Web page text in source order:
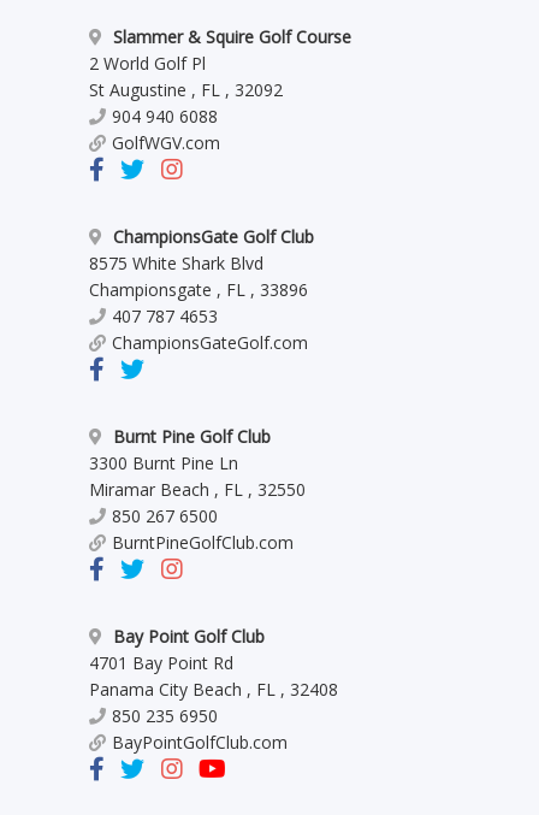
Slammer & Squire Golf Course
2 World Golf Pl
St Augustine , FL , 32092
904 940 6088
GolfWGV.com
ChampionsGate Golf Club
8575 White Shark Blvd
Championsgate , FL , 33896
407 787 4653
ChampionsGateGolf.com
Burnt Pine Golf Club
3300 Burnt Pine Ln
Miramar Beach , FL , 32550
850 267 6500
BurntPineGolfClub.com
Bay Point Golf Club
4701 Bay Point Rd
Panama City Beach , FL , 32408
850 235 6950
BayPointGolfClub.com